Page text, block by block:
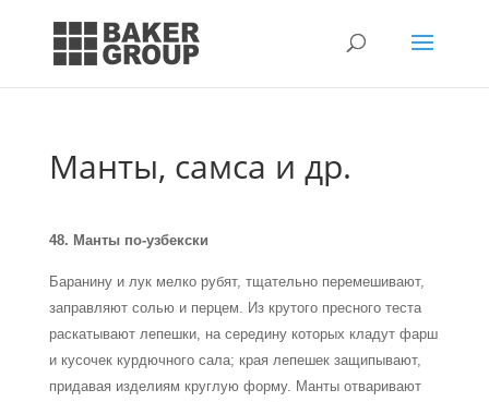
Манты, самса и др.
48. Манты по-узбекски
Баранину и лук мелко рубят, тщательно перемешивают,
заправляют солью и перцем. Из крутого пресного теста
раскатывают лепешки, на середину которых кладут фарш
и кусочек курдючного сала; края лепешек защипывают,
придавая изделиям круглую форму. Манты отваривают